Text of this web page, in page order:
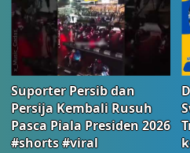
Suporter Persib dan
Persija Kembali Rusuh
Pasca Piala Presiden 2026
#shorts #viral